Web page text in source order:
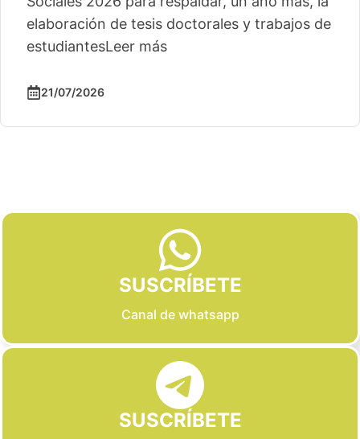
elaboración de tesis doctorales y trabajos de
estudiantesLeer más
21/07/2026
SUSCRÍBETE
Canal de whatsapp
SUSCRÍBETE